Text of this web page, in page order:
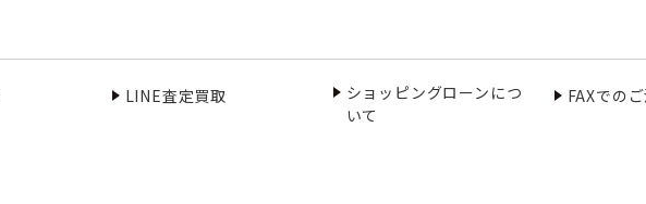
LINE査定買取
ショッピングローンにつ
いて
FAXでの